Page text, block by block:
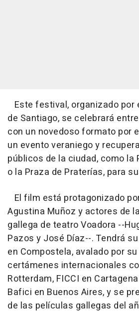
Este festival, organizado por
de Santiago, se celebrará
con un novedoso formato por
un evento veraniego y
públicos de la ciudad, como la
o la Praza de Praterías, para
El film está protagonizado
Agustina Muñoz y actores de
gallega de teatro Voadora --
Pazos y José Díaz--. Tendrá
en Compostela, avalado por
certámenes internacionales
Rotterdam, FICCI en
Bafici en Buenos Aires, y se
de las películas gallegas del